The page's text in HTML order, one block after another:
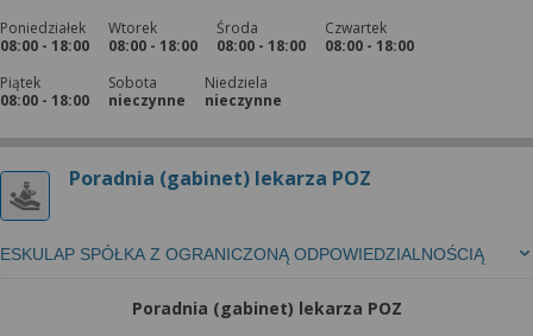
Poniedziałek
08:00 - 18:00
Wtorek
08:00 - 18:00
Środa
08:00 - 18:00
Czwartek
08:00 - 18:00
Piątek
08:00 - 18:00
Sobota
nieczynne
Niedziela
nieczynne
Poradnia (gabinet) lekarza POZ
ESKULAP SPÓŁKA Z OGRANICZONĄ ODPOWIEDZIALNOŚCIĄ
Poradnia (gabinet) lekarza POZ